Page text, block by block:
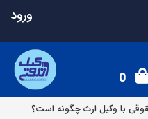
ورود
0
با وکیل ارث چگونه است؟